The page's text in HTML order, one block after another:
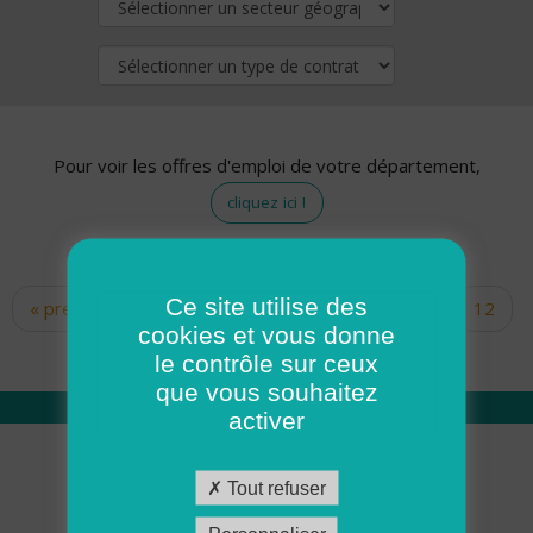
Pour voir les offres d'emploi de votre département,
cliquez ici !
Pages
« premier ‹ précédent … 10
12
14 15 16 17
Qui sommes nous
Académie ADMR
Ce site utilise des
cookies et vous donne
le contrôle sur ceux
que vous souhaitez
activer
Tout refuser